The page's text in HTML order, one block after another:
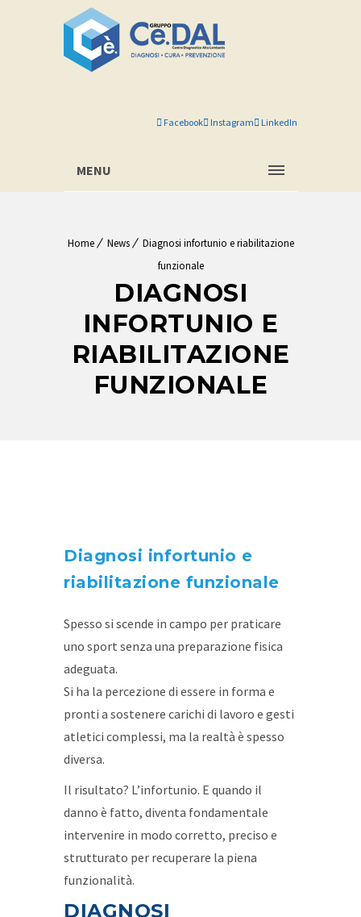
Facebook Instagram LinkedIn
MENU
Home News
Diagnosi infortunio e riabilitazione
funzionale
DIAGNOSI
INFORTUNIO E
RIABILITAZIONE
FUNZIONALE
Diagnosi infortunio e
riabilitazione funzionale
Spesso si scende in campo per praticare
uno sport senza una preparazione fisica
adeguata.
Si ha la percezione di essere in forma e
pronti a sostenere carichi di lavoro e gesti
atletici complessi, ma la realtà è spesso
diversa.
Il risultato? L’infortunio. E quando il
danno è fatto, diventa fondamentale
intervenire in modo corretto, preciso e
strutturato per recuperare la piena
funzionalità.
DIAGNOSI